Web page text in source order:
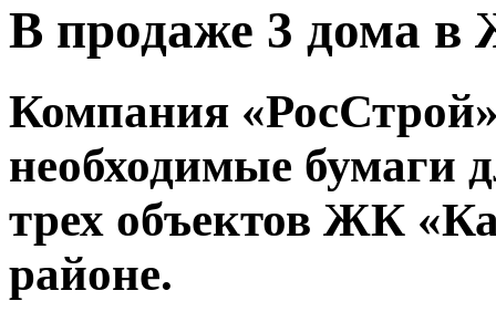
В продаже 3 дома
Компания
необходимые бумаги
трех объектов ЖК
районе.